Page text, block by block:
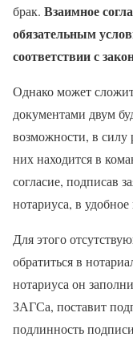
брак. Взаимное
обязательным
соответствии с
Однако может
документами двум
возможности, в
них находится в
согласие, подписав
нотариуса, в
Для этого
обратиться в
нотариуса он
ЗАГСа, поставит
подлинность